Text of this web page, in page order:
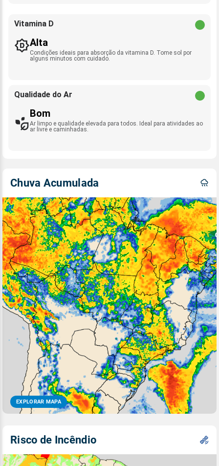
Vitamina D
Alta
Condições ideais para absorção da vitamina D. Tome sol por
alguns minutos com cuidado.
Qualidade do Ar
Bom
Ar limpo e qualidade elevada para todos. Ideal para atividades ao
ar livre e caminhadas.
Chuva Acumulada
EXPLORAR MAPA
Risco de Incêndio